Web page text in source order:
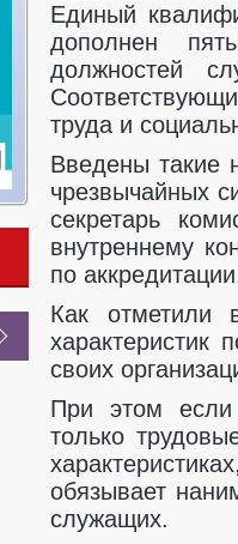
Единый
дополнен
должностей
труда и
Введены такие
чрезвычайных
секретарь
внутреннему
по
Как отметили
характеристик
своих
При этом если
только
обязывает
служащих.